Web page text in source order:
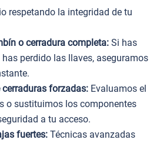
respetando la integridad de tu
o cerradura completa: Si has
perdido las llaves, aseguramos
cerraduras forzadas: Evaluamos el
o sustituimos los componentes
a tu acceso.
fuertes: Técnicas avanzadas